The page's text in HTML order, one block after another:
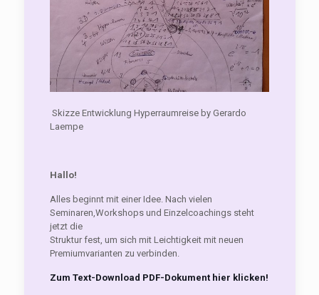
Skizze Entwicklung Hyperraumreise by Gerardo
Laempe
Hallo!
Alles beginnt mit einer Idee. Nach vielen
Seminaren,Workshops und Einzelcoachings steht
jetzt die
Struktur fest, um sich mit Leichtigkeit mit neuen
Premiumvarianten zu verbinden.
Zum Text-Download PDF-Dokument hier klicken!